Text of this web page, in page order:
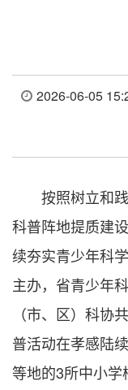
2026-06-05
按照树立和
科普阵地提质建
续夯实青少年科
主办，省青少年
（市、区）科协
普活动在孝感陆
等地的3所中小